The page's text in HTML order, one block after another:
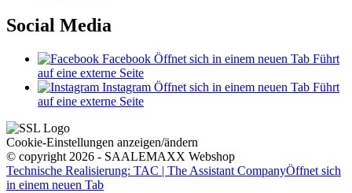
Social Media
Facebook Öffnet sich in einem neuen Tab Führt
auf eine externe Seite
Instagram Öffnet sich in einem neuen Tab Führt
auf eine externe Seite
Cookie-Einstellungen anzeigen/ändern
© copyright 2026 - SAALEMAXX Webshop
Technische Realisierung: TAC | The Assistant CompanyÖffnet sich
in einem neuen Tab